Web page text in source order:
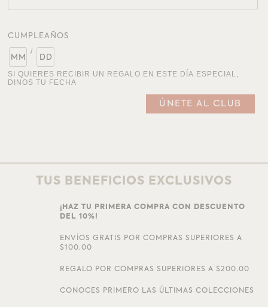
CUMPLEAÑOS
/
SI QUIERES RECIBIR UN REGALO EN ESTE DÍA ESPECIAL,
DINOS TU FECHA
TUS BENEFICIOS EXCLUSIVOS
¡HAZ TU PRIMERA COMPRA CON DESCUENTO
DEL 10%!
ENVÍOS GRATIS POR COMPRAS SUPERIORES A
$100.00
REGALO POR COMPRAS SUPERIORES A $200.00
CONOCES PRIMERO LAS ÚLTIMAS COLECCIONES